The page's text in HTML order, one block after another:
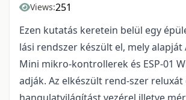
Views:251
Ezen kutatás keretein belül egy
lási rendszer készült el, mely
Mini mikro-kontrollerek és ESP-01
adják. Az elkészült rend-szer reluxát